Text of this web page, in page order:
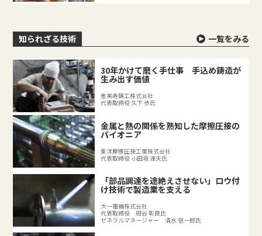
知られざる技術 一覧をみる
30年かけて磨く手仕事 手込め鋳造が
生み出す価値
恵美寿鋳工株式会社
代表取締役 久下 歩氏
金属と熱の関係を熟知した摩擦圧接の
パイオニア
東洋摩擦圧接工業株式会社
代表取締役 小田垣 達夫氏
「部品調達を途絶えさせない」ロウ付
け技術で製造業を支える
大一電機株式会社
代表取締役 紺谷 彰良氏
ゼネラルマネージャー 清水 信一郎氏